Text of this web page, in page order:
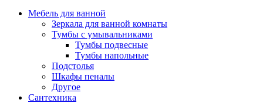
Мебель для ванной
Зеркала для ванной комнаты
Тумбы с умывальниками
Тумбы подвесные
Тумбы напольные
Подстолья
Шкафы пеналы
Другое
Сантехника